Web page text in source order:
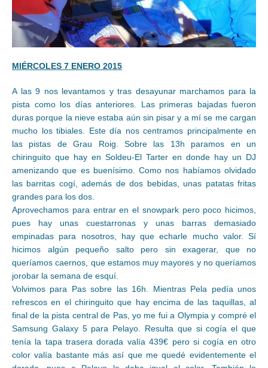
MIÉRCOLES 7 ENERO 2015
A las 9 nos levantamos y tras desayunar marchamos para la
pista como los días anteriores. Las primeras bajadas fueron
duras porque la nieve estaba aún sin pisar y a mí se me cargan
mucho los tibiales. Este día nos centramos principalmente en
las pistas de Grau Roig. Sobre las 13h paramos en un
chiringuito que hay en Soldeu-El Tarter en donde hay un DJ
amenizando que es buenísimo. Como nos habíamos olvidado
las barritas cogí, además de dos bebidas, unas patatas fritas
grandes para los dos.
Aprovechamos para entrar en el snowpark pero poco hicimos,
pues hay unas cuestarronas y unas barras demasiado
empinadas para nosotros, hay que echarle mucho valor. Sí
hicimos algún pequeño salto pero sin exagerar, que no
queríamos caernos, que estamos muy mayores y no queríamos
jorobar la semana de esquí.
Volvimos para Pas sobre las 16h. Mientras Pela pedía unos
refrescos en el chiringuito que hay encima de las taquillas, al
final de la pista central de Pas, yo me fui a Olympia y compré el
Samsung Galaxy 5 para Pelayo. Resulta que si cogía el que
tenía la tapa trasera dorada valía 439€ pero si cogía en otro
color valía bastante más así que me quedé evidentemente el